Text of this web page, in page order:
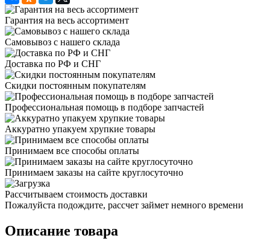
Гарантия на весь ассортимент
Самовывоз с нашего склада
Доставка по РФ и СНГ
Скидки постоянным покупателям
Профессиональная помощь в подборе запчастей
Аккуратно упакуем хрупкие товары
Принимаем все способы оплаты
Принимаем заказы на сайте круглосуточно
Рассчитываем стоимость доставки
Пожалуйста подождите, рассчет займет немного времени
Описание товара